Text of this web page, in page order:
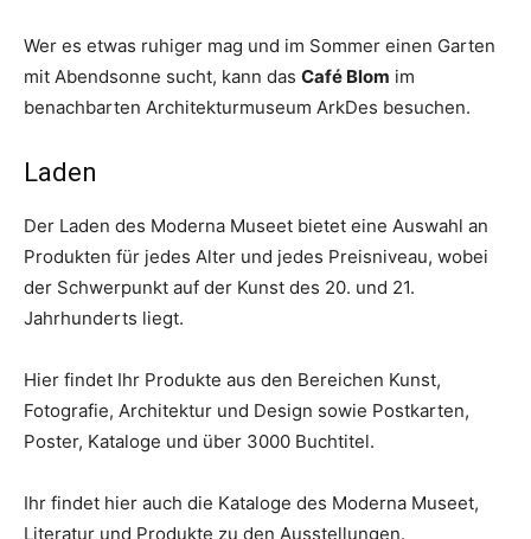
Wer es etwas ruhiger mag und im Sommer einen Garten
mit Abendsonne sucht, kann das Café Blom im
benachbarten Architekturmuseum ArkDes besuchen.
Laden
Der Laden des Moderna Museet bietet eine Auswahl an
Produkten für jedes Alter und jedes Preisniveau, wobei
der Schwerpunkt auf der Kunst des 20. und 21.
Jahrhunderts liegt.
Hier findet Ihr Produkte aus den Bereichen Kunst,
Fotografie, Architektur und Design sowie Postkarten,
Poster, Kataloge und über 3000 Buchtitel.
Ihr findet hier auch die Kataloge des Moderna Museet,
Literatur und Produkte zu den Ausstellungen.